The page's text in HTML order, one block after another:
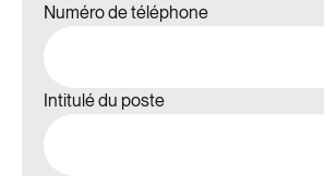
Numéro de téléphone
Intitulé du poste